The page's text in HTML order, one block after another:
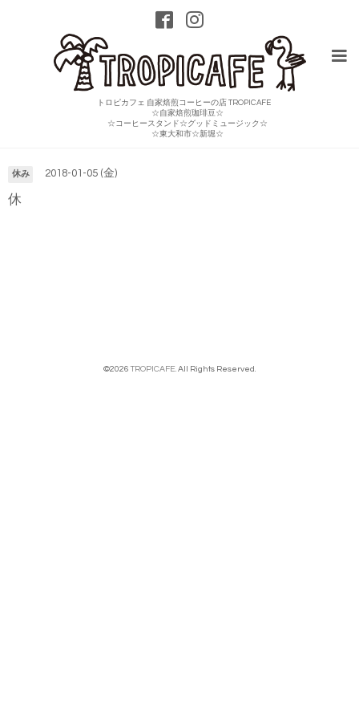
トロピカフェ 自家焙煎コーヒーの店 TROPICAFE
☆自家焙煎珈琲豆☆
☆コーヒースタンド☆グッドミュージック☆
☆東大和市☆新堀☆
休み 2018-01-05 (金)
休
©2026TROPICAFE . All Rights Reserved.